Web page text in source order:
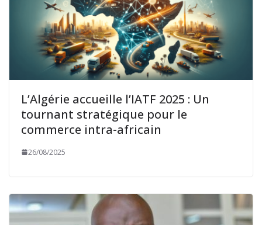
L’Algérie accueille l’IATF 2025 : Un
tournant stratégique pour le
commerce intra-africain
26/08/2025